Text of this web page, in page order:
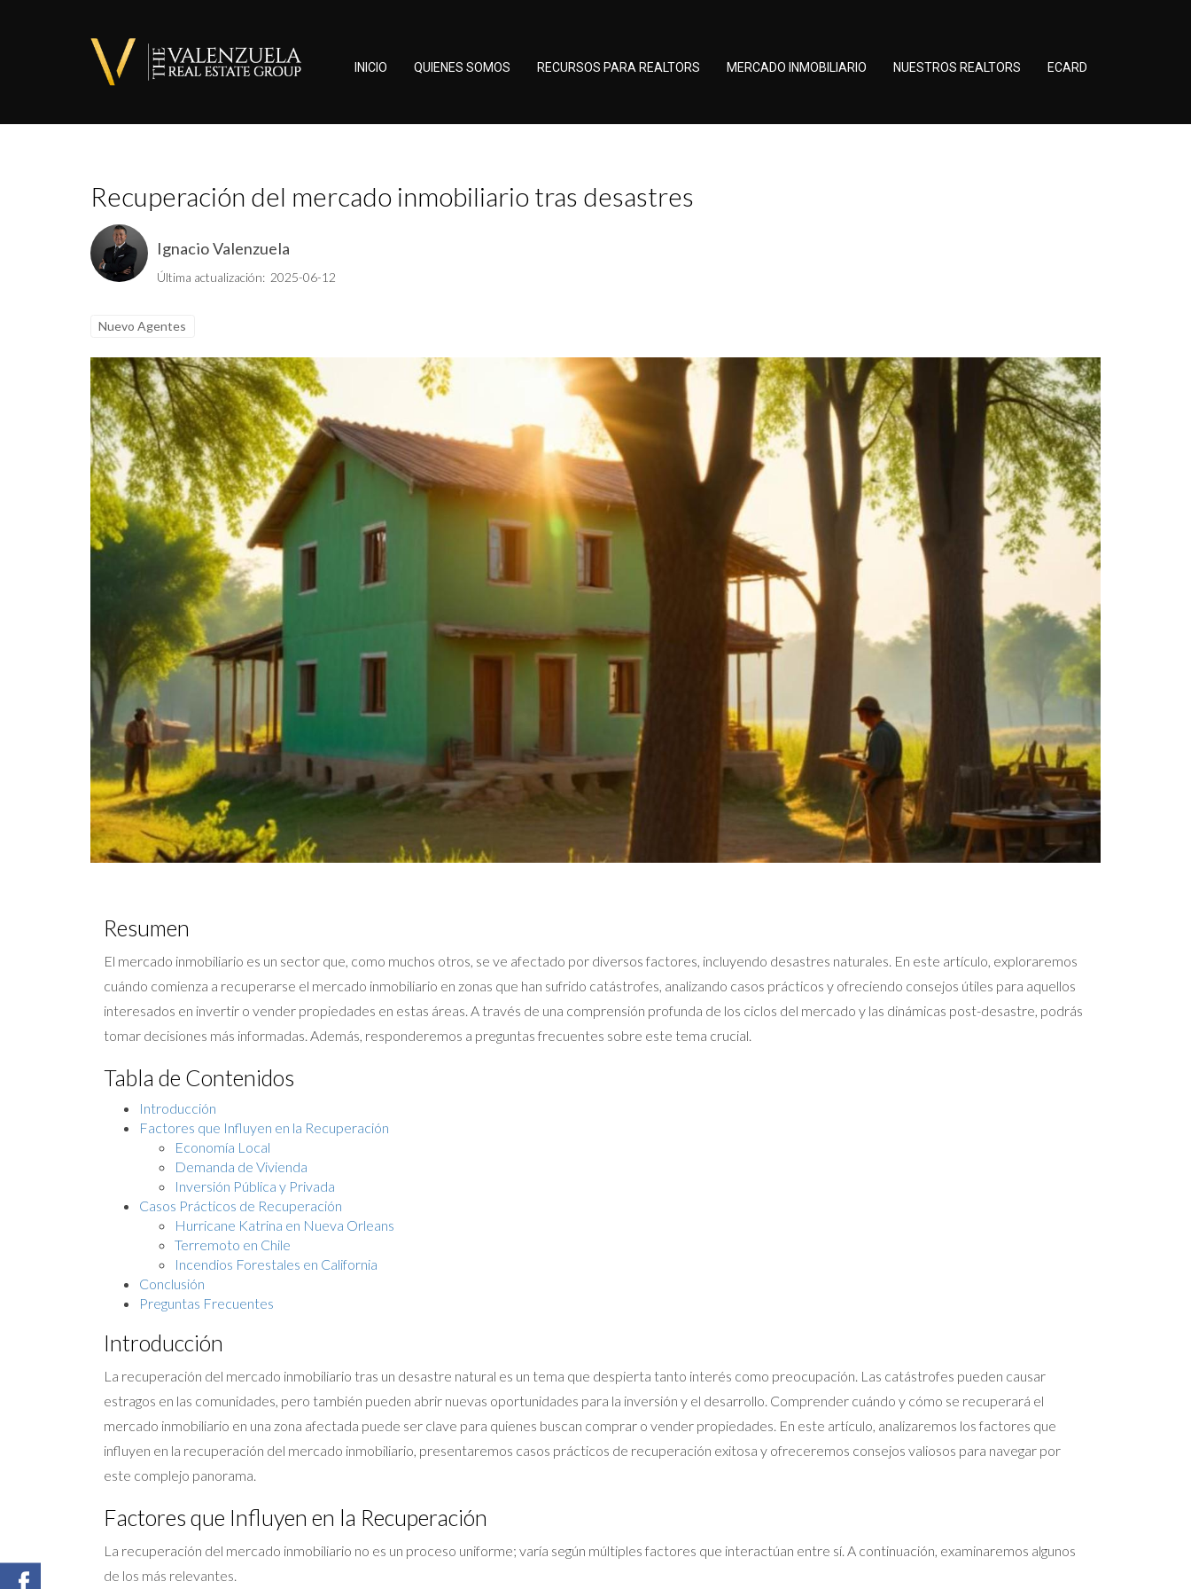
INICIO QUIENES SOMOS RECURSOS PARA REALTORS MERCADO INMOBILIARIO NUESTROS REALTORS ECARD
Recuperación del mercado inmobiliario tras desastres
Ignacio Valenzuela
Última actualización: 2025-06-12
Nuevo Agentes
Resumen
El mercado inmobiliario es un sector que, como muchos otros, se ve afectado por diversos factores, incluyendo desastres naturales. En este artículo, exploraremos
cuándo comienza a recuperarse el mercado inmobiliario en zonas que han sufrido catástrofes, analizando casos prácticos y ofreciendo consejos útiles para aquellos
interesados en invertir o vender propiedades en estas áreas. A través de una comprensión profunda de los ciclos del mercado y las dinámicas post-desastre, podrás
tomar decisiones más informadas. Además, responderemos a preguntas frecuentes sobre este tema crucial.
Tabla de Contenidos
Introducción
Factores que Influyen en la Recuperación
Economía Local
Demanda de Vivienda
Inversión Pública y Privada
Casos Prácticos de Recuperación
Hurricane Katrina en Nueva Orleans
Terremoto en Chile
Incendios Forestales en California
Conclusión
Preguntas Frecuentes
Introducción
La recuperación del mercado inmobiliario tras un desastre natural es un tema que despierta tanto interés como preocupación. Las catástrofes pueden causar
estragos en las comunidades, pero también pueden abrir nuevas oportunidades para la inversión y el desarrollo. Comprender cuándo y cómo se recuperará el
mercado inmobiliario en una zona afectada puede ser clave para quienes buscan comprar o vender propiedades. En este artículo, analizaremos los factores que
influyen en la recuperación del mercado inmobiliario, presentaremos casos prácticos de recuperación exitosa y ofreceremos consejos valiosos para navegar por
este complejo panorama.
Factores que Influyen en la Recuperación
La recuperación del mercado inmobiliario no es un proceso uniforme; varía según múltiples factores que interactúan entre sí. A continuación, examinaremos algunos
de los más relevantes.